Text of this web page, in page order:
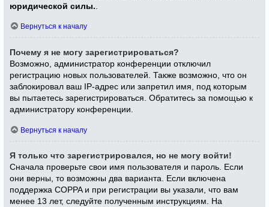
юридической силы.
Вернуться к началу
Почему я не могу зарегистрироваться?
Возможно, администратор конференции отключил
регистрацию новых пользователей. Также возможно, что он
заблокировал ваш IP-адрес или запретил имя, под которым
вы пытаетесь зарегистрироваться. Обратитесь за помощью к
администратору конференции.
Вернуться к началу
Я только что зарегистрировался, но не могу войти!
Сначала проверьте свои имя пользователя и пароль. Если
они верны, то возможны два варианта. Если включена
поддержка COPPA и при регистрации вы указали, что вам
менее 13 лет, следуйте полученным инструкциям. На